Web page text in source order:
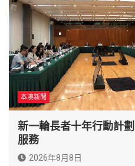
本澳新聞
新一輪長者十年行動計
服務
2026年8月8日